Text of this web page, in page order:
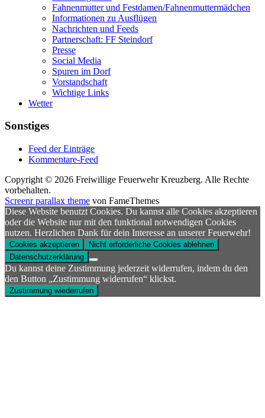
Fahnenmutter und Festdamen/Fahnenmuttermädchen
Informationen zu Ausflügen
Nachrichten und Feeds
Partnerschaft: FF Steindorf
Presse
Social Media
Spuren im Dorf
Vorstandschaft
Wichtige Links
Wetter
Sonstiges
Feed der Einträge
Kommentare-Feed
Copyright © 2026 Freiwillige Feuerwehr Kreuzberg. Alle Rechte
vorbehalten.
Screenr parallax theme von FameThemes
Diese Website benutzt Cookies. Du kannst alle Cookies akzeptieren
oder die Website nur mit den funktional notwendigen Cookies
nutzen. Herzlichen Dank für dein Interesse an unserer Feuerwehr!
Cookies akzeptieren
Nicht erforderliche Cookies ablehnen
Datenschutzerklärung
Du kannst deine Zustimmung jederzeit widerrufen, indem du den
den Button „Zustimmung widerrufen“ klickst.
Zustimmung wiederrufen